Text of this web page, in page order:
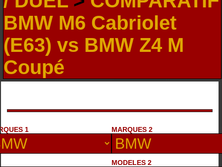
BMW M6 Cabriolet
(E63) vs BMW Z4 M
Coupé
1 MARQUES 2
MODELES 2